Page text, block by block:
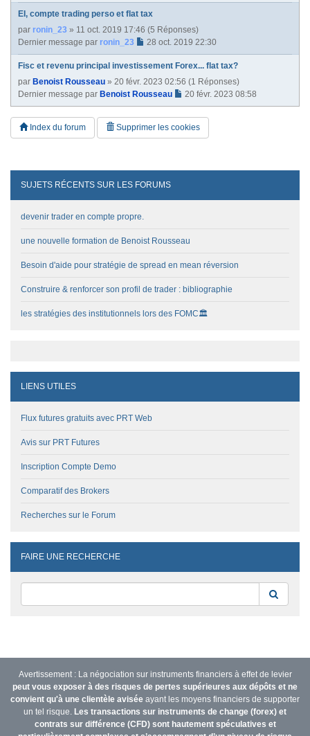
EI, compte trading perso et flat tax
par ronin_23 » 11 oct. 2019 17:46 (5 Réponses)
Dernier message par ronin_23 28 oct. 2019 22:30
Fisc et revenu principal investissement Forex... flat tax?
par Benoist Rousseau » 20 févr. 2023 02:56 (1 Réponses)
Dernier message par Benoist Rousseau 20 févr. 2023 08:58
Index du forum Supprimer les cookies
SUJETS RÉCENTS SUR LES FORUMS
devenir trader en compte propre.
une nouvelle formation de Benoist Rousseau
Besoin d'aide pour stratégie de spread en mean réversion
Construire & renforcer son profil de trader : bibliographie
les stratégies des institutionnels lors des FOMC🏛️
LIENS UTILES
Flux futures gratuits avec PRT Web
Avis sur PRT Futures
Inscription Compte Demo
Comparatif des Brokers
Recherches sur le Forum
FAIRE UNE RECHERCHE
Avertissement : La négociation sur instruments financiers à effet de levier
peut vous exposer à des risques de pertes supérieures aux dépôts et ne
convient qu'à une clientèle avisée ayant les moyens financiers de supporter
un tel risque. Les transactions sur instruments de change (forex) et
contrats sur différence (CFD) sont hautement spéculatives et